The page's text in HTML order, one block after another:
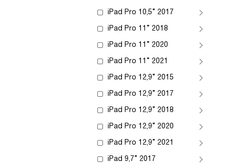
iPad Pro 10,5” 2017
iPad Pro 11” 2018
iPad Pro 11” 2020
iPad Pro 11” 2021
iPad Pro 12,9” 2015
iPad Pro 12,9” 2017
iPad Pro 12,9” 2018
iPad Pro 12,9” 2020
iPad Pro 12,9” 2021
iPad 9,7” 2017